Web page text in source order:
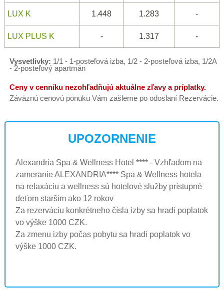
LUX K 1.448 1.283 -
LUX PLUS K - 1.317 -
Vysvetlivky: 1/1 - 1-posteľová izba, 1/2 - 2-posteľová izba, 1/2A
- 2-posteľový apartmán
Ceny v cenníku nezohľadňujú aktuálne zľavy a príplatky.
Záväznú cenovú ponuku Vám zašleme po odoslaní Rezervácie.
UPOZORNENIE
Alexandria Spa & Wellness Hotel **** - Vzhľadom na
zameranie ALEXANDRIA**** Spa & Wellness hotela
na relaxáciu a wellness sú hotelové služby prístupné
deťom starším ako 12 rokov
Za rezerváciu konkrétneho čísla izby sa hradí poplatok
vo výške 1000 CZK.
Za zmenu izby počas pobytu sa hradí poplatok vo
výške 1000 CZK.